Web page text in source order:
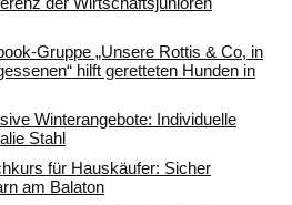
Gruppe „Unsere Rottis & Co, in
hilft geretteten Hunden in
Winterangebote: Individuelle
Stahl
für Hauskäufer: Sicher
am Balaton